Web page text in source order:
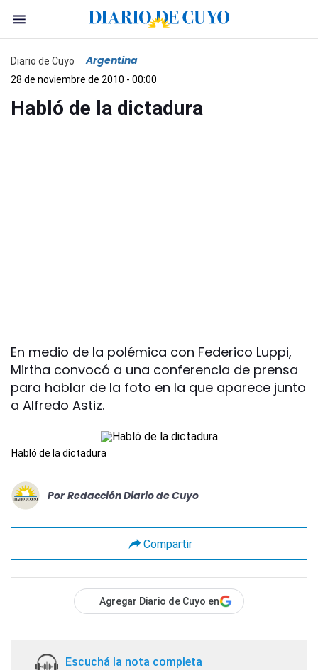
Diario de Cuyo Argentina
28 de noviembre de 2010 - 00:00
Habló de la dictadura
En medio de la polémica con Federico Luppi,
Mirtha convocó a una conferencia de prensa
para hablar de la foto en la que aparece junto
a Alfredo Astiz.
Habló de la dictadura
Por Redacción Diario de Cuyo
Compartir
Agregar Diario de Cuyo en
Escuchá la nota completa